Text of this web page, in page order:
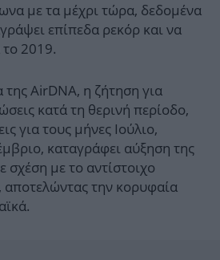
με τα μέχρι τώρα, δεδομένα
επίπεδα ρεκόρ και να
το 2019.
AirDNA, η ζήτηση για
κατά τη θερινή περίοδο,
για τους μήνες Ιούλιο,
καταγράφει αύξηση της
σχέση με το αντίστοιχο
την κορυφαία